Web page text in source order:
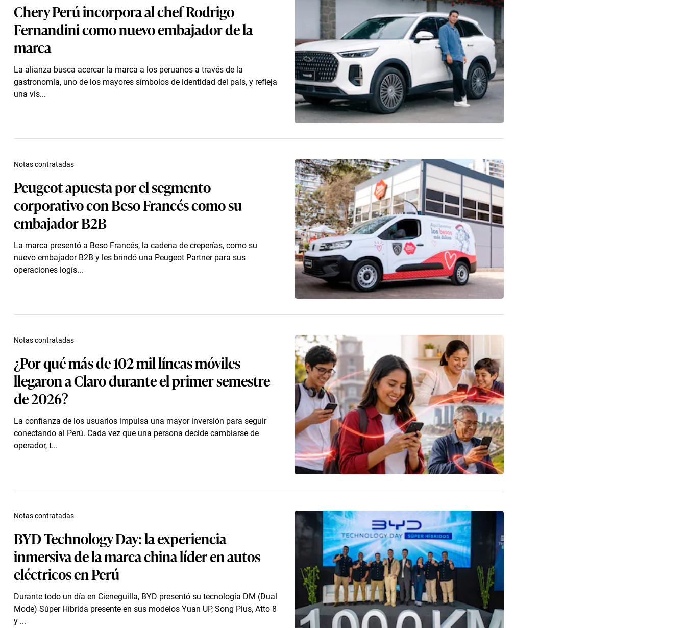
Chery Perú incorpora al chef Rodrigo
Fernandini como nuevo embajador de la
marca
La alianza busca acercar la marca a los peruanos a través de la
gastronomía, uno de los mayores símbolos de identidad del país, y refleja
una vis...
Peugeot apuesta por el segmento
corporativo con Beso Francés como su
embajador B2B
La marca presentó a Beso Francés, la cadena de creperías, como su
nuevo embajador B2B y les brindó una Peugeot Partner para sus
operaciones logís...
Notas contratadas
¿Por qué más de 102 mil líneas móviles
llegaron a Claro durante el primer semestre
de 2026?
La confianza de los usuarios impulsa una mayor inversión para seguir
conectando al Perú. Cada vez que una persona decide cambiarse de
operador, t...
Notas contratadas
BYD Technology Day: la experiencia
inmersiva de la marca china líder en autos
eléctricos en Perú
Durante todo un día en Cieneguilla, BYD presentó su tecnología DM (Dual
Mode) Súper Híbrida presente en sus modelos Yuan UP, Song Plus, Atto 8
y ...
Notas contratadas